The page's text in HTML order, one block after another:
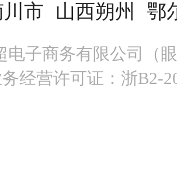
市 山西朔州 鄂
电子商务有限公司（
经营许可证：浙B2-